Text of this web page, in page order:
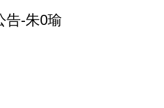
告-朱0瑜